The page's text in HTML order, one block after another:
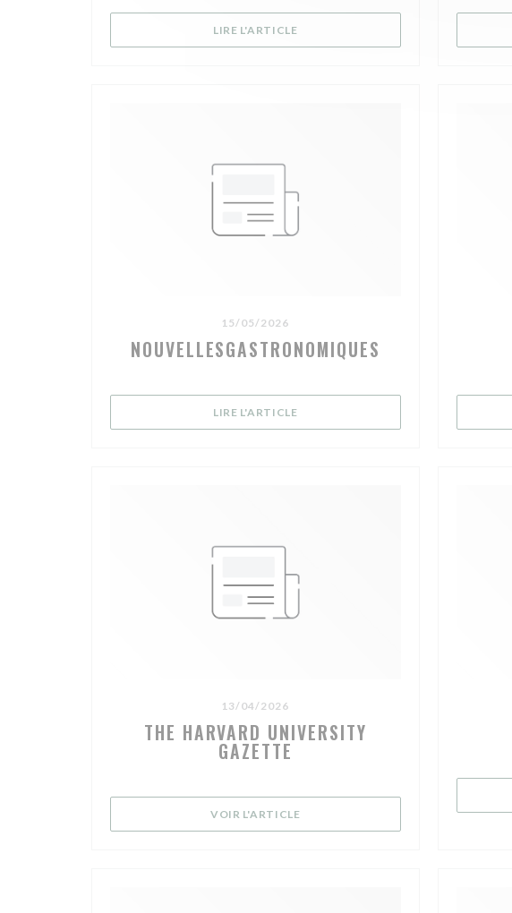
LIRE L'ARTICLE((OUVRE UNE NOUVELLE FENÊTRE))
15/05/2026
NOUVELLESGASTRONOMIQUES
LIRE L'ARTICLE((OUVRE UNE NOUVELLE FENÊTRE))
13/04/2026
THE HARVARD UNIVERSITY
GAZETTE
VOIR L'ARTICLE((OUVRE UNE NOUVELLE FENÊTRE))